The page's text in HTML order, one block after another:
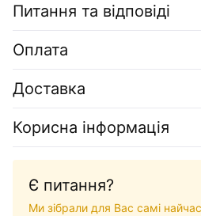
Питання та відповіді
Оплата
Доставка
Корисна інформація
Є питання?
Ми зібрали для Вас самі